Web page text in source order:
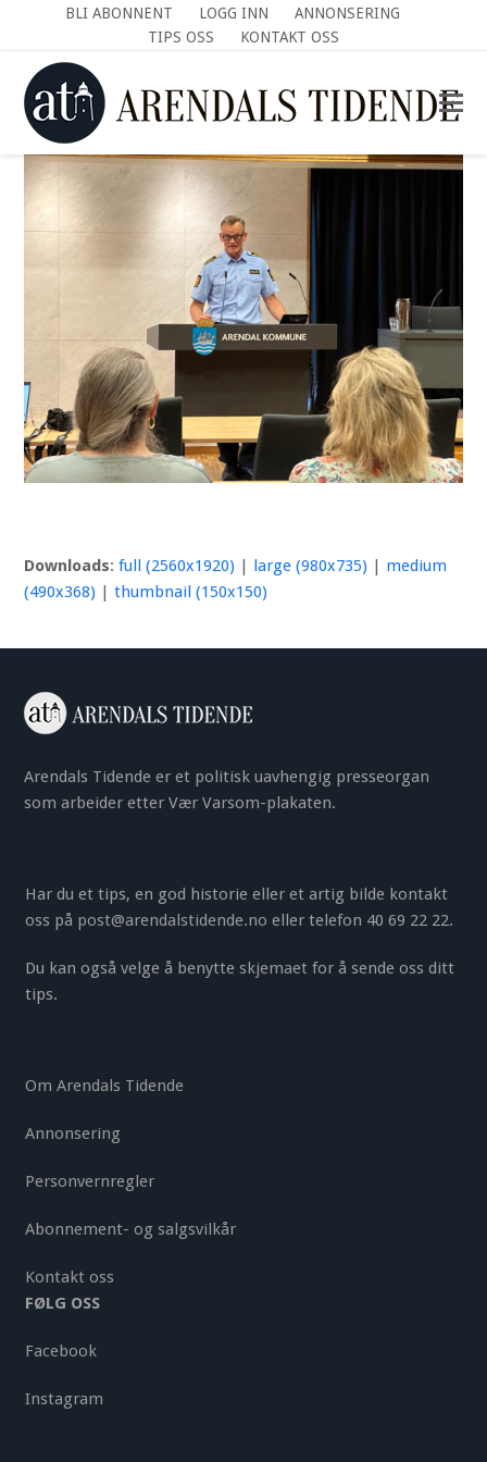
BLI ABONNENT LOGG INN
ANNONSERING
TIPS OSS
KONTAKT OSS
Downloads:full (2560x1920) large (980x735)
medium
(490x368) |thumbnail (150x150)
Arendals Tidende er et politisk uavhengig presseorgan
som arbeider etter Vær Varsom-plakaten.
Har du et tips, en god historie eller et artig bilde kontakt
oss på post@arendalstidende.no eller telefon 40 69 22 22.
Du kan også velge å benytte skjemaet for å sende oss ditt
tips.
Om Arendals Tidende
Annonsering
Personvernregler
Abonnement- og salgsvilkår
Kontakt oss
FØLG OSS
Facebook
Instagram